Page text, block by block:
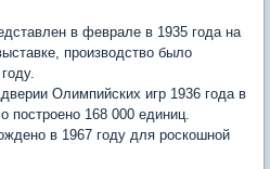
в феврале в 1935 года на
производство было
Олимпийских игр 1936 года в
построено 168 000 единиц.
в 1967 году для роскошной